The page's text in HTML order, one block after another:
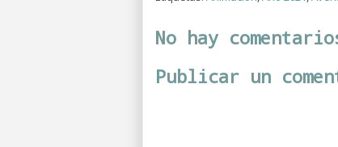
No hay
Publicar un